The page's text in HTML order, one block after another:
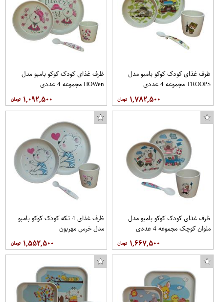
ظرف غذای کودک کوکو بامبو مدل
TROOPS مجموعه 4 عددی
۱,۷۸۲,۵۰۰
ظرف غذای کودک کوکو بامبو مدل
HOWen مجموعه 4 عددی
۱,۰۹۲,۵۰۰
ظرف غذای کودک کوکو بامبو مدل
ملوان کوچک مجموعه 4 عددی
۱,۶۶۷,۵۰۰
ظرف غذای 4 تکه کودک کوکو بامبو
مدل خرس مهربون
۱,۵۵۲,۵۰۰